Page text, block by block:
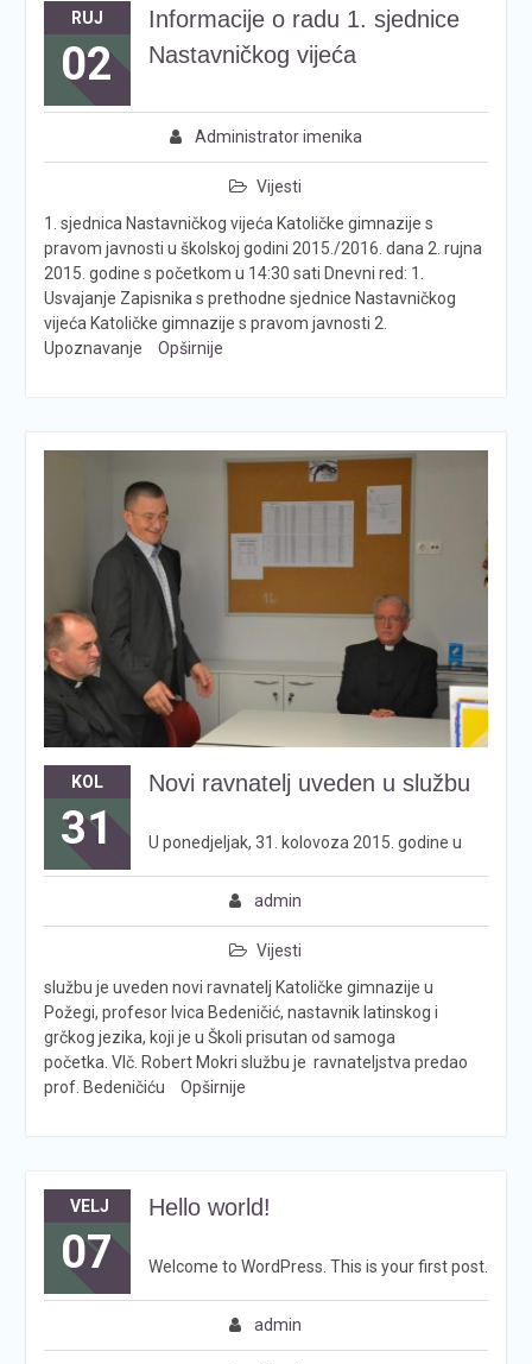
RUJ
02
Informacije o radu 1. sjednice
Nastavničkog vijeća
Administrator imenika
Vijesti
1. sjednica Nastavničkog vijeća Katoličke gimnazije s
pravom javnosti u školskoj godini 2015./2016. dana 2. rujna
2015. godine s početkom u 14:30 sati Dnevni red: 1.
Usvajanje Zapisnika s prethodne sjednice Nastavničkog
vijeća Katoličke gimnazije s pravom javnosti 2.
Upoznavanje
Opširnije
KOL
31
Novi ravnatelj uveden u službu
admin
Vijesti
U ponedjeljak, 31. kolovoza 2015. godine u
službu je uveden novi ravnatelj Katoličke gimnazije u
Požegi, profesor Ivica Bedeničić, nastavnik latinskog i
grčkog jezika, koji je u Školi prisutan od samoga
početka. Vlč. Robert Mokri službu je ravnateljstva predao
prof. Bedeničiću
Opširnije
VELJ
07
Hello world!
admin
Welcome to WordPress. This is your first post.